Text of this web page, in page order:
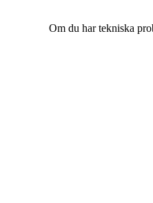
Om du har tekniska